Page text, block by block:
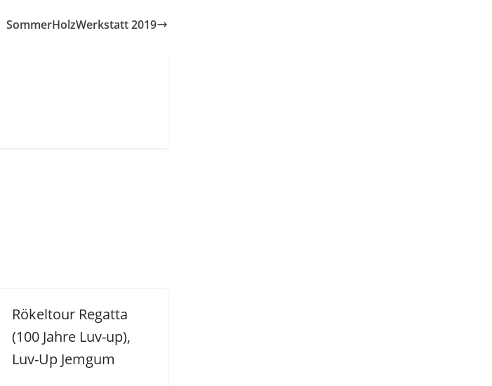
SommerHolzWerkstatt 2019
Rökeltour Regatta
(100 Jahre Luv-up),
Luv-Up Jemgum